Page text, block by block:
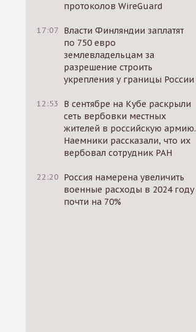
протоколов WireGuard
17:07 Власти Финляндии заплатят
по 750 евро
землевладельцам за
разрешение строить
укрепления у границы России
12:53
В сентябре на Кубе раскрыли
сеть вербовки местных
жителей в российскую армию.
Наемники рассказали, что их
вербовал сотрудник РАН
22:20 Россия намерена увеличить
военные расходы в 2024 году
почти на 70%